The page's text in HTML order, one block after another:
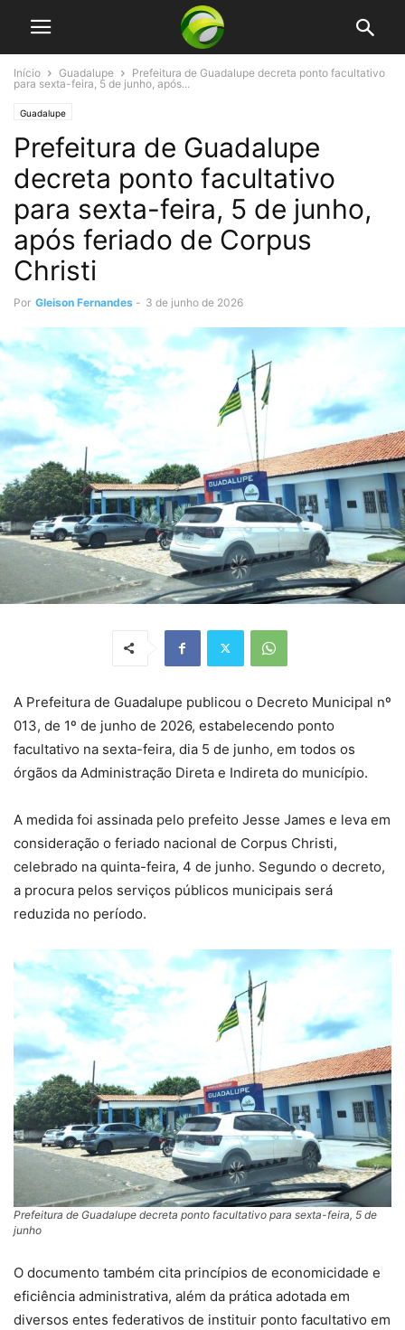
Início Guadalupe
Prefeitura de Guadalupe decreta ponto facultativo
para sexta-feira, 5 de junho, após...
Guadalupe
Prefeitura de Guadalupe
decreta ponto facultativo
para sexta-feira, 5 de junho,
após feriado de Corpus
Christi
Por Gleison Fernandes - 3 de junho de 2026
A Prefeitura de Guadalupe publicou o Decreto Municipal nº
013, de 1º de junho de 2026, estabelecendo ponto
facultativo na sexta-feira, dia 5 de junho, em todos os
órgãos da Administração Direta e Indireta do município.
A medida foi assinada pelo prefeito Jesse James e leva em
consideração o feriado nacional de Corpus Christi,
celebrado na quinta-feira, 4 de junho. Segundo o decreto,
a procura pelos serviços públicos municipais será
reduzida no período.
Prefeitura de Guadalupe decreta ponto facultativo para sexta-feira, 5 de
junho
O documento também cita princípios de economicidade e
eficiência administrativa, além da prática adotada em
diversos entes federativos de instituir ponto facultativo em